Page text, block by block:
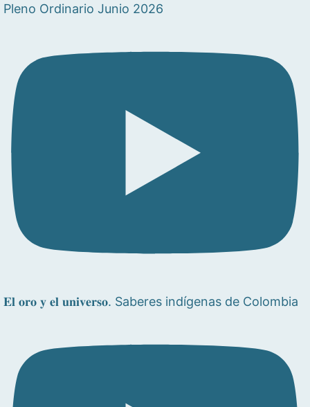
Pleno Ordinario Junio 2026
𝐄𝐥 𝐨𝐫𝐨 𝐲 𝐞𝐥 𝐮𝐧𝐢𝐯𝐞𝐫𝐬𝐨. Saberes indígenas de Colombia